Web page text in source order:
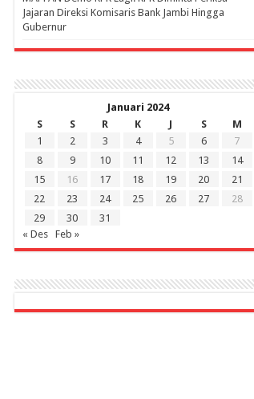
Jajaran Direksi Komisaris Bank Jambi Hingga
Gubernur ‎
Januari 2024
S
S R K J S
M
1
2 3 4 5 6
7
8
9 10 11 12 13
14
15
16 17 18 19 20
21
22
23 24 25 26 27
28
29
30
31
« Des
Feb »